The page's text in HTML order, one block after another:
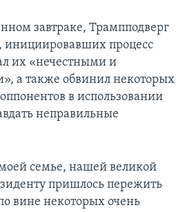
завтраке, Трампподверг
инициировавших процесс
их «нечестными и
а также обвинил некоторых
в использовании
неправильные
семье, нашей великой
пришлось пережить
вине некоторых очень